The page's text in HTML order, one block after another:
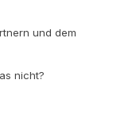
und dem
nicht?